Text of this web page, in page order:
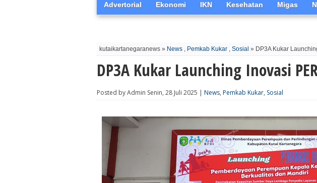
Advertorial Ekonomi IKN Kesehatan Migas
kutaikartanegaranews » News , Pemkab Kukar , Sosial » DP3A Kukar
DP3A Kukar Launching Inovasi
Posted by Admin Senin, 28 Juli 2025 | News, Pemkab Kukar, Sosial